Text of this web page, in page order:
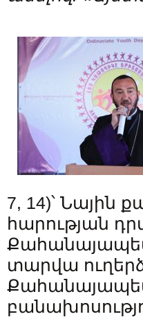
7, 14)՝ Նային
հարության
տարվա